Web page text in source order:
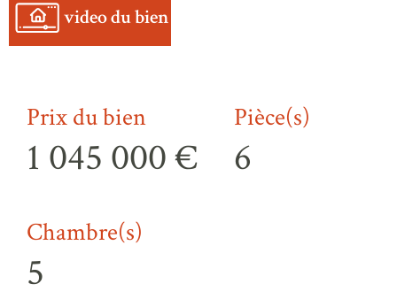
video du bien
Prix du bien
1 045 000 €
Pièce(s)
6
Chambre(s)
5